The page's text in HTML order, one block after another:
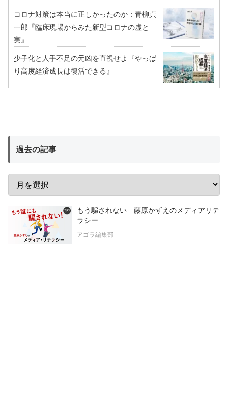
コロナ対策は本当に正しかったのか：青柳貞
一郎『臨床現場からみた新型コロナの虚と
実』
少子化と人手不足の元凶を直視せよ『やっぱ
り高度経済成長は復活できる』
過去の記事
もう騙されない 藤原かずえのメディアリテ
ラシー
アゴラ編集部